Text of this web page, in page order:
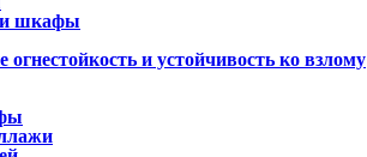
шкафы
и устойчивость ко взлому